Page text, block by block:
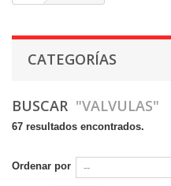
CATEGORÍAS
BUSCAR "VALVULAS"
67 resultados encontrados.
Ordenar por